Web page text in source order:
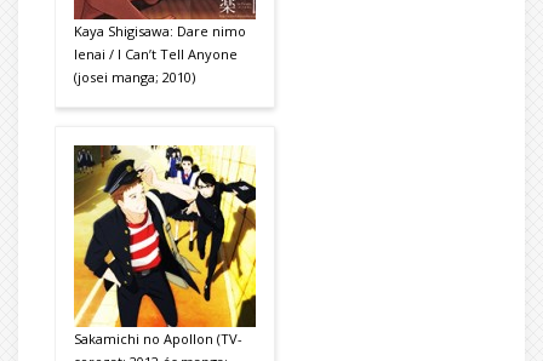
Kaya Shigisawa: Dare nimo
Ienai / I Can’t Tell Anyone
(josei manga; 2010)
Sakamichi no Apollon (TV-